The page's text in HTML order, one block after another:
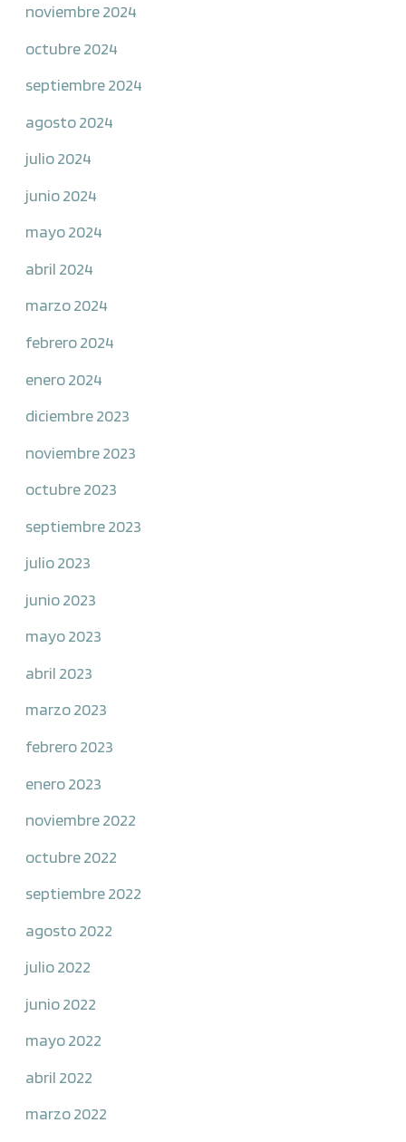
noviembre 2024
octubre 2024
septiembre 2024
agosto 2024
julio 2024
junio 2024
mayo 2024
abril 2024
marzo 2024
febrero 2024
enero 2024
diciembre 2023
noviembre 2023
octubre 2023
septiembre 2023
julio 2023
junio 2023
mayo 2023
abril 2023
marzo 2023
febrero 2023
enero 2023
noviembre 2022
octubre 2022
septiembre 2022
agosto 2022
julio 2022
junio 2022
mayo 2022
abril 2022
marzo 2022